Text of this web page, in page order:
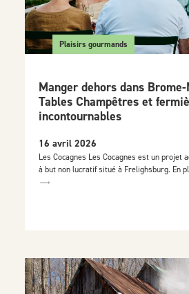
Plaisirs gourmands
Manger dehors dans
Tables Champêtres et
incontournables
16 avril 2026
Les Cocagnes Les Cocagnes est un projet
à but non lucratif situé à Frelighsburg. En